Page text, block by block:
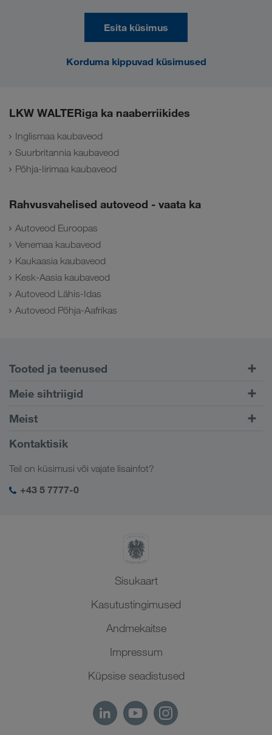
Esita küsimus
Korduma kippuvad küsimused
LKW WALTERiga ka naaberriikides
Inglismaa kaubaveod
Suurbritannia kaubaveod
Põhja-Iirimaa kaubaveod
Rahvusvahelised autoveod - vaata ka
Autoveod Euroopas
Venemaa kaubaveod
Kaukaasia kaubaveod
Kesk-Aasia kaubaveod
Autoveod Lähis-Idas
Autoveod Põhja-Aafrikas
Tooted ja teenused
Maanteetransport
Kliendiportaal CONNECT
Digitaalsed lahendused
Meie sihtriigid
Euroopa
Kaukaasia
Kesk-Aasia
Lähis-Ida
Meist
Ettevõttest
Sotsiaalne vastutus
SHEQ-juhtimine
Kontaktisik
Teil on küsimusi või vajate lisainfot?
+43 5 7777-0
Sisukaart
Kasutustingimused
Andmekaitse
Impressum
Küpsise seadistused